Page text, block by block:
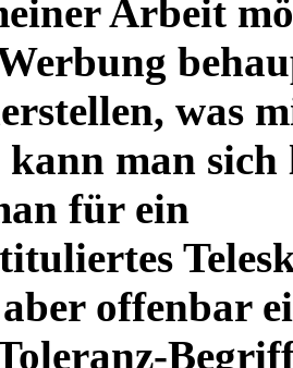
Arbeit
was
man sich
für ein
offenbar